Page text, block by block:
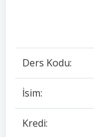
Ders Kodu:
İsim:
Kredi: